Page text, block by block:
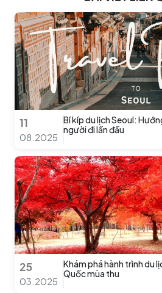
11
08.2025
Bí kíp du lịch Seoul:
người đi lần đầu
25
03.2025
Khám phá hành trình du
Quốc mùa thu